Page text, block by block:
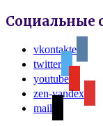
Социальные
vkontakte
twitter
youtube
zen-yandex
mail